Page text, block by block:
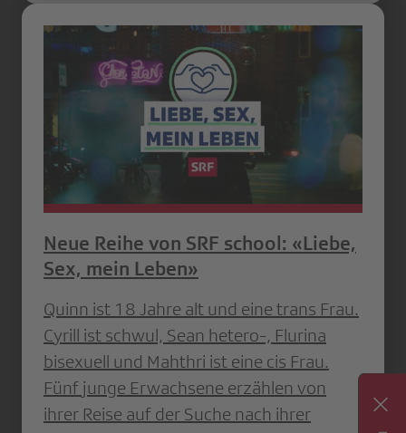
Neue Reihe von SRF school: «Liebe,
Sex, mein Leben»
Quinn ist 18 Jahre alt und eine trans Frau.
Cyrill ist schwul, Sean hetero-, Flurina
bisexuell und Mahthri ist eine cis Frau.
Fünf junge Erwachsene erzählen von
ihrer Reise auf der Suche nach ihrer